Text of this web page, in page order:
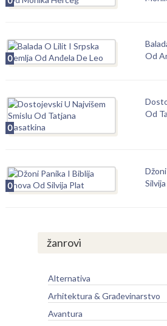
0
Od
0
Od
0
žanrovi
Alternativa
Arhitektura & Građevinarstvo
Avantura